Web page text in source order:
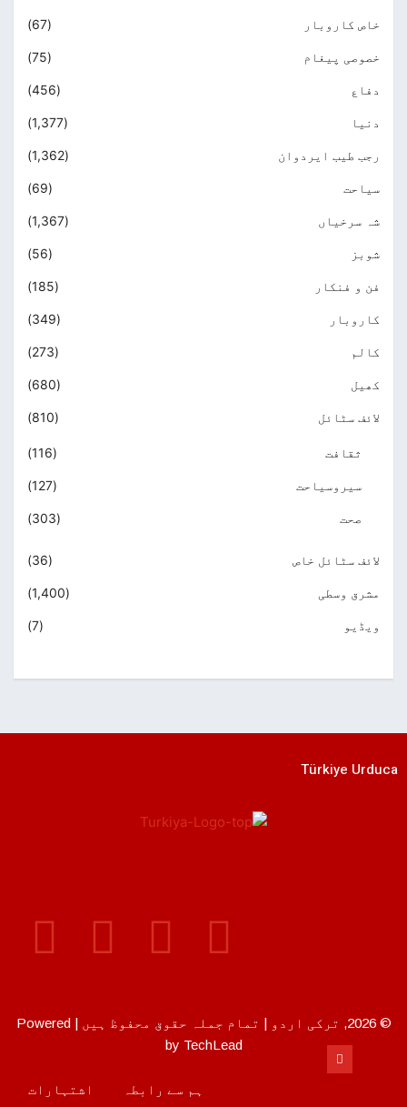
خاص کاروبار (67)
خصوصی پیغام (75)
دفاع (456)
دنیا (1,377)
رجب طیب ایردوان (1,362)
سیاحت (69)
شہ سرخیاں (1,367)
شوبز (56)
فن و فنکار (185)
کاروبار (349)
کالم (273)
کھیل (680)
لائف سٹائل (810)
ثقافت (116)
سیروسیاحت (127)
صحت (303)
لائف سٹائل خاص (36)
مشرق وسطی (1,400)
ویڈیو (7)
Türkiye Urduca
© 2026, ترکی اردو | تمام جملہ حقوق محفوظ ہیں | Powered
by TechLead
اشتہارات ہم سے رابطہ